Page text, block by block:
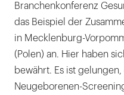
Branchenkonferenz
das Beispiel der
in Mecklenburg-
(Polen) an. Hier haben
bewährt. Es ist
Neugeborenen-